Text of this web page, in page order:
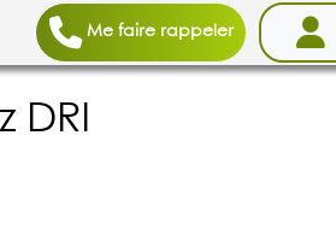
Me faire rappeler